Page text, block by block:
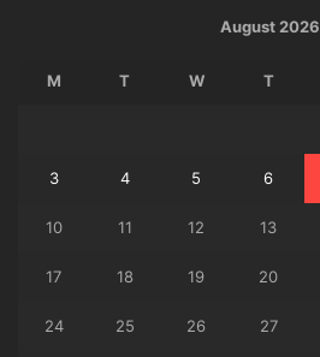
August 2026
M T W T
3 4 5 6
10 11 12 13
17 18 19 20
24 25 26 27